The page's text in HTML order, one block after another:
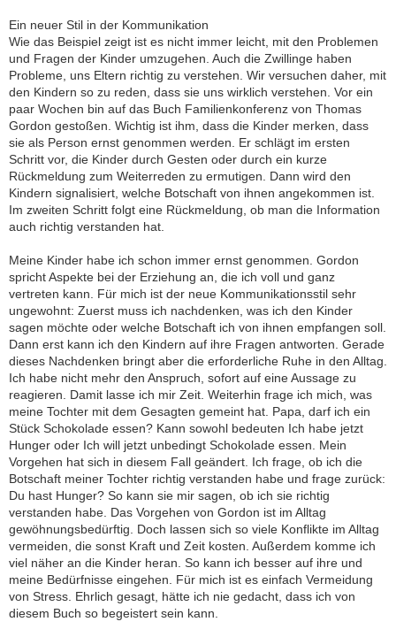
Ein neuer Stil in der Kommunikation
Wie das Beispiel zeigt ist es nicht immer leicht, mit den Problemen
und Fragen der Kinder umzugehen. Auch die Zwillinge haben
Probleme, uns Eltern richtig zu verstehen. Wir versuchen daher, mit
den Kindern so zu reden, dass sie uns wirklich verstehen. Vor ein
paar Wochen bin auf das Buch Familienkonferenz von Thomas
Gordon gestoßen. Wichtig ist ihm, dass die Kinder merken, dass
sie als Person ernst genommen werden. Er schlägt im ersten
Schritt vor, die Kinder durch Gesten oder durch ein kurze
Rückmeldung zum Weiterreden zu ermutigen. Dann wird den
Kindern signalisiert, welche Botschaft von ihnen angekommen ist.
Im zweiten Schritt folgt eine Rückmeldung, ob man die Information
auch richtig verstanden hat.
Meine Kinder habe ich schon immer ernst genommen. Gordon
spricht Aspekte bei der Erziehung an, die ich voll und ganz
vertreten kann. Für mich ist der neue Kommunikationsstil sehr
ungewohnt: Zuerst muss ich nachdenken, was ich den Kinder
sagen möchte oder welche Botschaft ich von ihnen empfangen soll.
Dann erst kann ich den Kindern auf ihre Fragen antworten. Gerade
dieses Nachdenken bringt aber die erforderliche Ruhe in den Alltag.
Ich habe nicht mehr den Anspruch, sofort auf eine Aussage zu
reagieren. Damit lasse ich mir Zeit. Weiterhin frage ich mich, was
meine Tochter mit dem Gesagten gemeint hat. Papa, darf ich ein
Stück Schokolade essen? Kann sowohl bedeuten Ich habe jetzt
Hunger oder Ich will jetzt unbedingt Schokolade essen. Mein
Vorgehen hat sich in diesem Fall geändert. Ich frage, ob ich die
Botschaft meiner Tochter richtig verstanden habe und frage zurück:
Du hast Hunger? So kann sie mir sagen, ob ich sie richtig
verstanden habe. Das Vorgehen von Gordon ist im Alltag
gewöhnungsbedürftig. Doch lassen sich so viele Konflikte im Alltag
vermeiden, die sonst Kraft und Zeit kosten. Außerdem komme ich
viel näher an die Kinder heran. So kann ich besser auf ihre und
meine Bedürfnisse eingehen. Für mich ist es einfach Vermeidung
von Stress. Ehrlich gesagt, hätte ich nie gedacht, dass ich von
diesem Buch so begeistert sein kann.